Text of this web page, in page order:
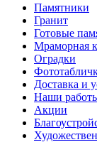
Памятники
Гранит
Готовые
Мраморная
Оградки
Доставка и
Наши
Акции